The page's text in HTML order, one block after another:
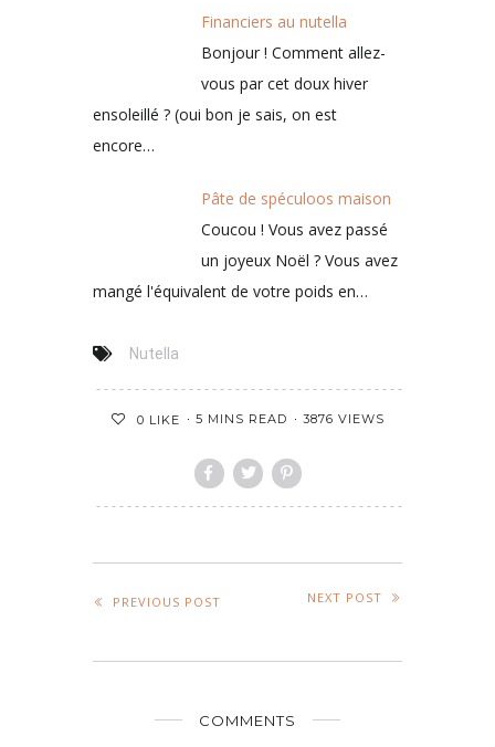
Financiers au nutella
Bonjour ! Comment allez-
vous par cet doux hiver
ensoleillé ? (oui bon je sais, on est
encore…
Pâte de spéculoos maison
Coucou ! Vous avez passé
un joyeux Noël ? Vous avez
mangé l'équivalent de votre poids en…
Nutella
0 LIKE 5 MINS READ 3876 VIEWS
PREVIOUS POST NEXT POST
COMMENTS